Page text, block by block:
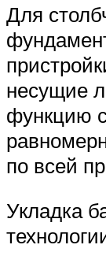
Для
несущие
функцию
по всей
Укладка